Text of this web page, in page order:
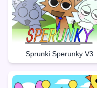
Sprunki Sperunky V3